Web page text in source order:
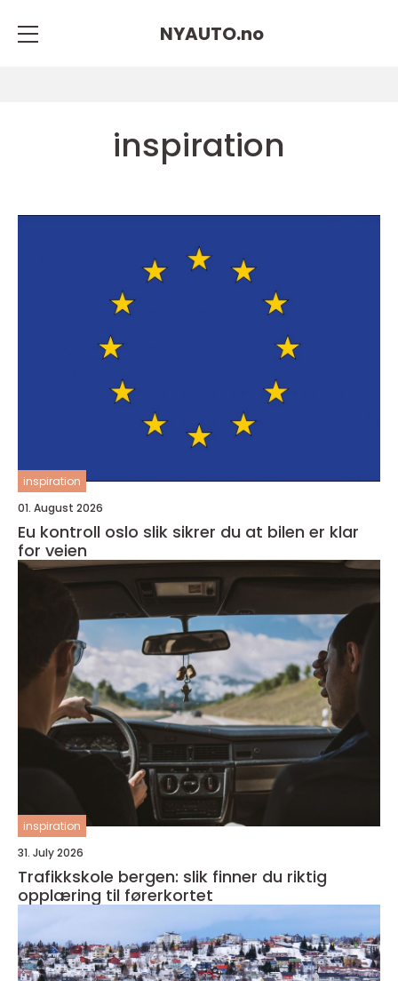
NYAUTO.no
inspiration
inspiration
01. August 2026
Eu kontroll oslo slik sikrer du at bilen er klar
for veien
inspiration
31. July 2026
Trafikkskole bergen: slik finner du riktig
opplæring til førerkortet